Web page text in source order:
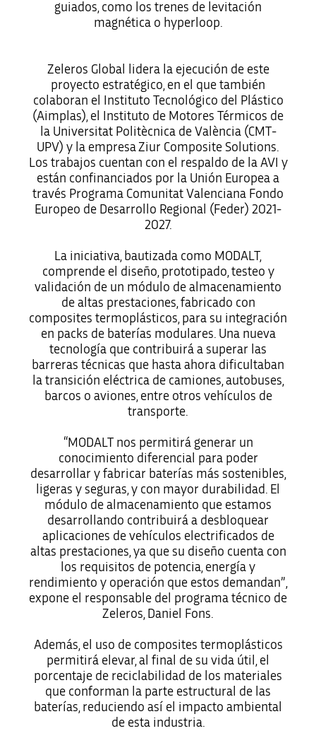
guiados, como los trenes de levitación
magnética o hyperloop.
Zeleros Global lidera la ejecución de este
proyecto estratégico, en el que también
colaboran el Instituto Tecnológico del Plástico
(Aimplas), el Instituto de Motores Térmicos de
la Universitat Politècnica de València (CMT-
UPV) y la empresa Ziur Composite Solutions.
Los trabajos cuentan con el respaldo de la AVI y
están confinanciados por la Unión Europea a
través Programa Comunitat Valenciana Fondo
Europeo de Desarrollo Regional (Feder) 2021-
2027.
La iniciativa, bautizada como MODALT,
comprende el diseño, prototipado, testeo y
validación de un módulo de almacenamiento
de altas prestaciones, fabricado con
composites termoplásticos, para su integración
en packs de baterías modulares. Una nueva
tecnología que contribuirá a superar las
barreras técnicas que hasta ahora dificultaban
la transición eléctrica de camiones, autobuses,
barcos o aviones, entre otros vehículos de
transporte.
“MODALT nos permitirá generar un
conocimiento diferencial para poder
desarrollar y fabricar baterías más sostenibles,
ligeras y seguras, y con mayor durabilidad. El
módulo de almacenamiento que estamos
desarrollando contribuirá a desbloquear
aplicaciones de vehículos electrificados de
altas prestaciones, ya que su diseño cuenta con
los requisitos de potencia, energía y
rendimiento y operación que estos demandan”,
expone el responsable del programa técnico de
Zeleros, Daniel Fons.
Además, el uso de composites termoplásticos
permitirá elevar, al final de su vida útil, el
porcentaje de reciclabilidad de los materiales
que conforman la parte estructural de las
baterías, reduciendo así el impacto ambiental
de esta industria.